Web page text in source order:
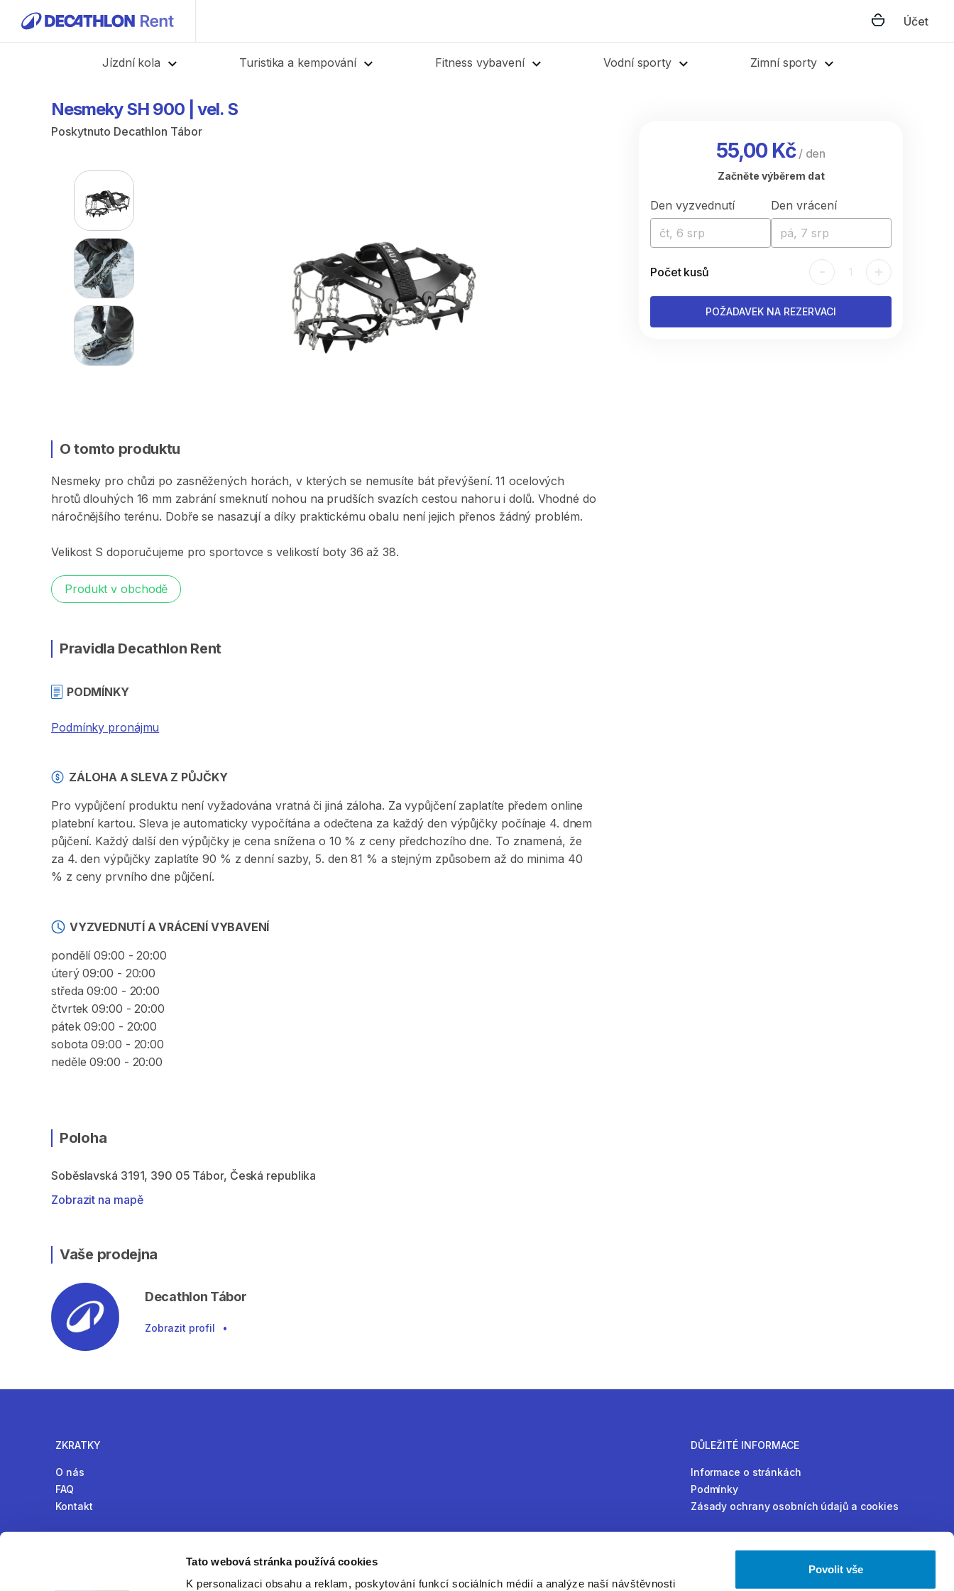
Tato webová stránka používá cookies
K personalizaci obsahu a reklam, poskytování funkcí sociálních médií a analýze naší návštěvnosti
Povolit vše
Účet
Jízdní kola Turistika a kempování Fitness vybavení Vodní sporty Zimní sporty
Nesmeky SH 900 vel. S
Poskytnuto Decathlon Tábor
O tomto produktu
Nesmeky pro chůzi po zasněžených horách​​​​​​​​​,​ v kterých se nemusíte bát převýšení. 11 ocelových
hrotů dlouhých 16 mm zabrání smeknutí nohou na prudších svazích cestou nahoru i dolů. Vhodné do
náročnějšího terénu. Dobře se nasazují a díky praktickému obalu není jejich přenos žádný problém.
Velikost S doporučujeme pro sportovce s velikostí boty 36 až 38.
Produkt v obchodě
Pravidla Decathlon Rent
PODMÍNKY
Podmínky pronájmu
ZÁLOHA A SLEVA Z PŮJČKY
Pro vypůjčení produktu není vyžadována vratná či jiná záloha. Za vypůjčení zaplatíte předem online
platební kartou. Sleva je automaticky vypočítána a odečtena za každý den výpůjčky počínaje 4. dnem
půjčení. Každý další den výpůjčky je cena snížena o 10 % z ceny předchozího dne. To znamená, že
za 4. den výpůjčky zaplatíte 90 % z denní sazby, 5. den 81 % a stejným způsobem až do minima 40
% z ceny prvního dne půjčení.
VYZVEDNUTÍ A VRÁCENÍ VYBAVENÍ
pondělí 09:00 - 20:00
úterý 09:00 - 20:00
středa 09:00 - 20:00
čtvrtek 09:00 - 20:00
pátek 09:00 - 20:00
sobota 09:00 - 20:00
neděle 09:00 - 20:00
Poloha
Soběslavská 3191, 390 05 Tábor, Česká republika
Zobrazit na mapě
Vaše prodejna
Decathlon Tábor
Zobrazit profil •
55,00 Kč/ den
Začněte výběrem dat
Den vyzvednutí
čt, 6 srp
Den vrácení
pá, 7 srp
Počet kusů - 1 +
POŽADAVEK NA REZERVACI
ZKRATKY
O nás
FAQ
Kontakt
DŮLEŽITÉ INFORMACE
Informace o stránkách
Podmínky
Zásady ochrany osobních údajů a cookies
Online komunita pro půjčování produktů v České republice